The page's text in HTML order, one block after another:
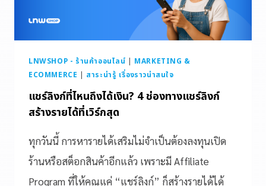
LNWSHOP - ร้านค้าออนไลน์ | MARKETING &
ECOMMERCE | สาระน่ารู้ เรื่องราวน่าสนใจ
แชร์ลิงก์ที่ไหนถึงได้เงิน? 4 ช่องทางแชร์ลิงก์
สร้างรายได้ที่เวิร์กสุด
ทุกวันนี้ การหารายได้เสริมไม่จำเป็นต้องลงทุนเปิด
ร้านหรือสต็อกสินค้าอีกแล้ว เพราะมี Affiliate
Program ที่ให้คุณแค่ “แชร์ลิงก์” ก็สร้างรายได้ได้